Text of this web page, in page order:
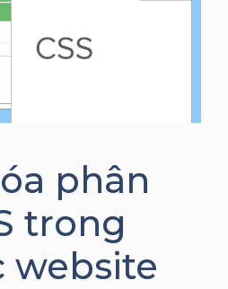
phân
trong
website